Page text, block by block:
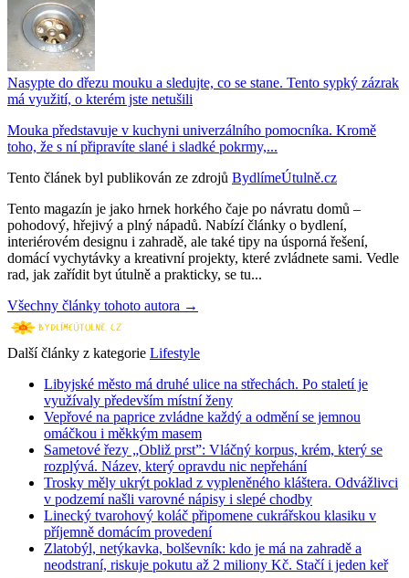
Nasypte do dřezu mouku a sledujte, co se stane. Tento sypký zázrak
má využití, o kterém jste netušili
Mouka představuje v kuchyni univerzálního pomocníka. Kromě
toho, že s ní připravíte slané i sladké pokrmy,...
Tento článek byl publikován ze zdrojů BydlímeÚtulně.cz
Tento magazín je jako hrnek horkého čaje po návratu domů –
pohodový, hřejivý a plný nápadů. Nabízí články o bydlení,
interiérovém designu i zahradě, ale také tipy na úsporná řešení,
domácí vychytávky a kreativní projekty, které zvládnete sami. Vedle
rad, jak zařídit byt útulně a prakticky, se tu...
Všechny články tohoto autora →
Další články z kategorie Lifestyle
Libyjské město má druhé ulice na střechách. Po staletí je
využívaly především místní ženy
Vepřové na paprice zvládne každý a odmění se jemnou
omáčkou i měkkým masem
Sametové řezy „Obliž prst”: Vláčný korpus, krém, který se
rozplývá. Název, který opravdu nic nepřehání
Trosky měly ukrýt poklad z vypleněného kláštera. Odvážlivci
v podzemí našli varovné nápisy i slepé chodby
Linecký tvarohový koláč připomene cukrářskou klasiku v
příjemně domácím provedení
Zlatobýl, netýkavka, bolševník: kdo je má na zahradě a
neodstraní, riskuje pokutu až 2 miliony Kč. Stačí i jeden keř